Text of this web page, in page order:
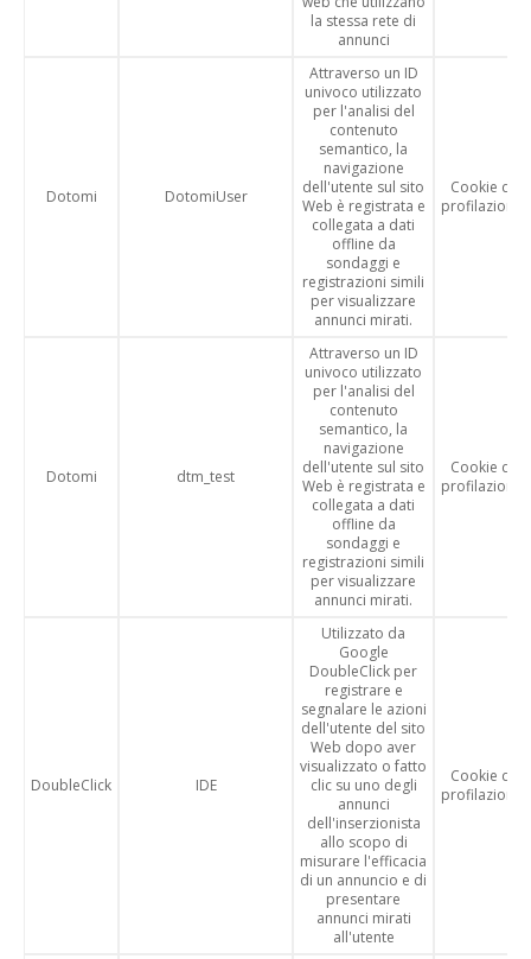
la stessa rete di
annunci
Dotomi DotomiUser
Attraverso un ID
univoco utilizzato
per l'analisi del
contenuto
semantico, la
navigazione
dell'utente sul sito
Web è registrata e
collegata a dati
offline da
sondaggi e
registrazioni simili
per visualizzare
annunci mirati.
Cookie di
profilazione
Dotomi dtm_test
Attraverso un ID
univoco utilizzato
per l'analisi del
contenuto
semantico, la
navigazione
dell'utente sul sito
Web è registrata e
collegata a dati
offline da
sondaggi e
registrazioni simili
per visualizzare
annunci mirati.
Cookie di
profilazione
DoubleClick IDE
Utilizzato da
Google
DoubleClick per
registrare e
segnalare le azioni
dell'utente del sito
Web dopo aver
visualizzato o fatto
clic su uno degli
annunci
dell'inserzionista
allo scopo di
misurare l'efficacia
di un annuncio e di
presentare
annunci mirati
all'utente
Cookie di
profilazione